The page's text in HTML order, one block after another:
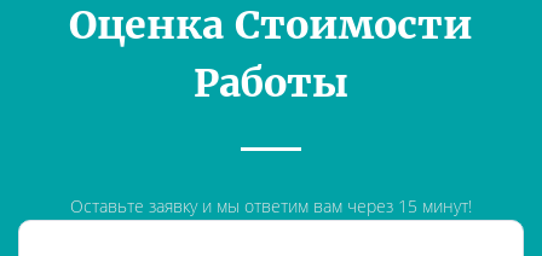
Оценка Стоимости
Работы
Оставьте заявку и мы ответим вам через 15 минут!